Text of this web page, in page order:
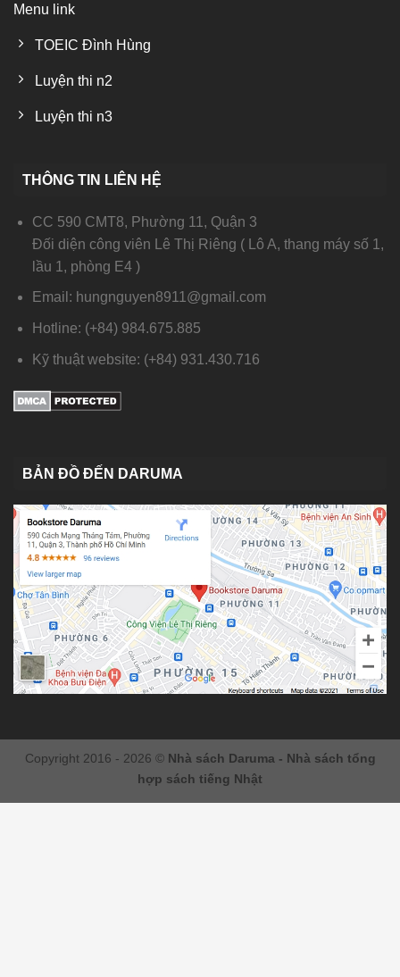
Menu link
TOEIC Đình Hùng
Luyện thi n2
Luyện thi n3
THÔNG TIN LIÊN HỆ
CC 590 CMT8, Phường 11, Quận 3
Đối diện công viên Lê Thị Riêng ( Lô A, thang máy số 1,
lầu 1, phòng E4 )
Email: hungnguyen8911@gmail.com
Hotline: (+84) 984.675.885
Kỹ thuật website: (+84) 931.430.716
BẢN ĐỒ ĐẾN DARUMA
Copyright 2016 - 2026 © Nhà sách Daruma - Nhà sách tổng
hợp sách tiếng Nhật